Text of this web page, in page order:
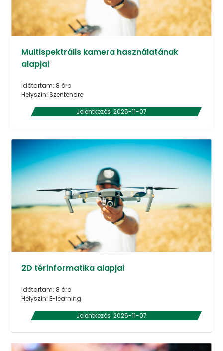
Multispektrális kamera használatának
alapjai
Időtartam: 8 óra
Helyszín: Szentendre
Jelentkezés: 2025-11-07
2D térinformatika alapjai
Időtartam: 8 óra
Helyszín: E-learning
Jelentkezés: 2025-11-07